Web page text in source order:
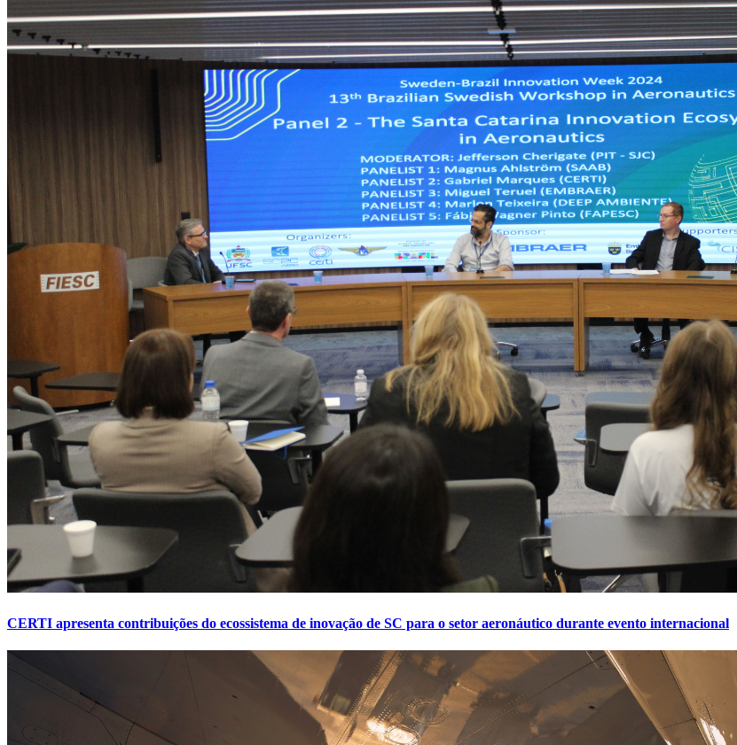
CERTI apresenta contribuições do ecossistema de inovação de SC para o setor aeronáutico durante evento internacional